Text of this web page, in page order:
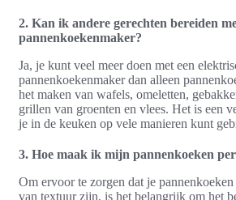
2. Kan ik andere gerechten bereiden
pannenkoekenmaker?
Ja, je kunt veel meer doen met een
pannenkoekenmaker dan alleen
het maken van wafels, omeletten,
grillen van groenten en vlees. Het is een
je in de keuken op vele manieren kunt
3. Hoe maak ik mijn pannenkoeken
Om ervoor te zorgen dat je
van textuur zijn, is het belangrijk om het